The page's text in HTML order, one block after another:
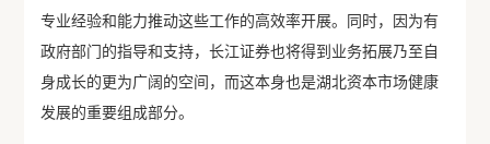
专业经验和能力推动这些工作的高效率开展。同时，因为有
政府部门的指导和支持，长江证券也将得到业务拓展乃至自
身成长的更为广阔的空间，而这本身也是湖北资本市场健康
发展的重要组成部分。